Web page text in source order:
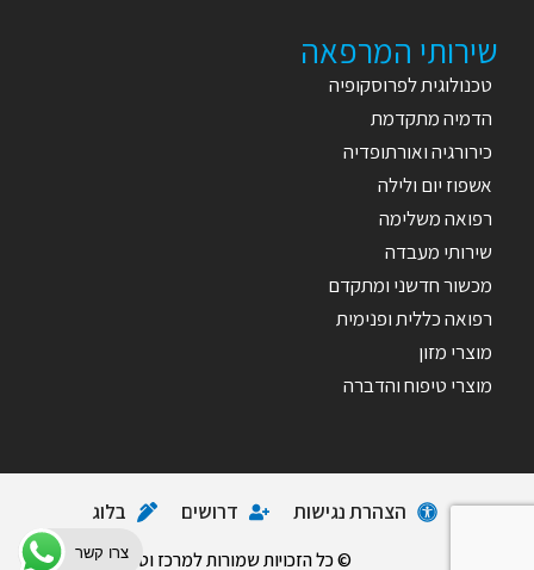
שירותי המרפאה
טכנולוגית לפרוסקופיה
הדמיה מתקדמת
כירורגיה ואורתופדיה
אשפוז יום ולילה
רפואה משלימה
שירותי מעבדה
מכשור חדשני ומתקדם
רפואה כללית ופנימית
מוצרי מזון
מוצרי טיפוח והדברה
הצהרת נגישות דרושים בלוג
© כל הזכויות שמורות למרכז וטרינרי אורטו-Pet.
צרו קשר